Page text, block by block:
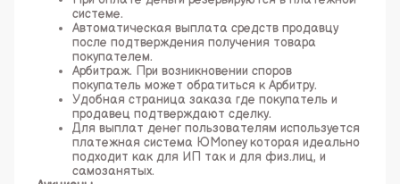
системе.
Автоматическая выплата средств продавцу
после подтверждения получения товара
покупателем.
Арбитраж. При возникновении споров
покупатель может обратиться к Арбитру.
Удобная страница заказа где покупатель и
продавец подтверждают сделку.
Для выплат денег пользователям используется
платежная система ЮMoney которая идеально
подходит как для ИП так и для физ.лиц, и
самозанятых.